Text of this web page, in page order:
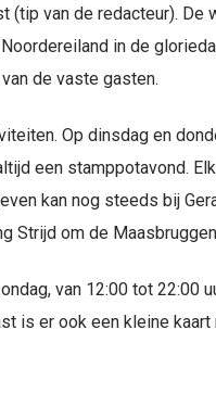
van de redacteur).
in de
de vaste gasten.
Op dinsdag en
een stamppotavond.
kan nog steeds bij
Strijd om de
van 12:00 tot 22:00
is er ook een kleine